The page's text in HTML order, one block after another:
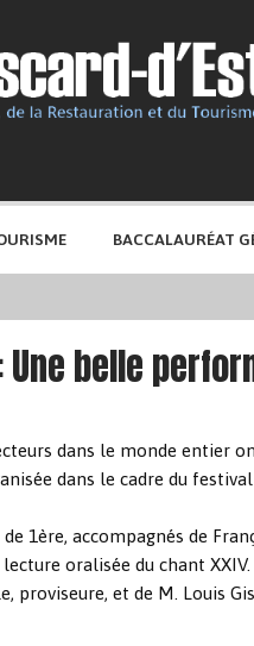
BACCALAURÉAT
belle
dans le monde entier
dans le cadre du
1ère, accompagnés de
oralisée du chant XXIV.
et de M. Louis